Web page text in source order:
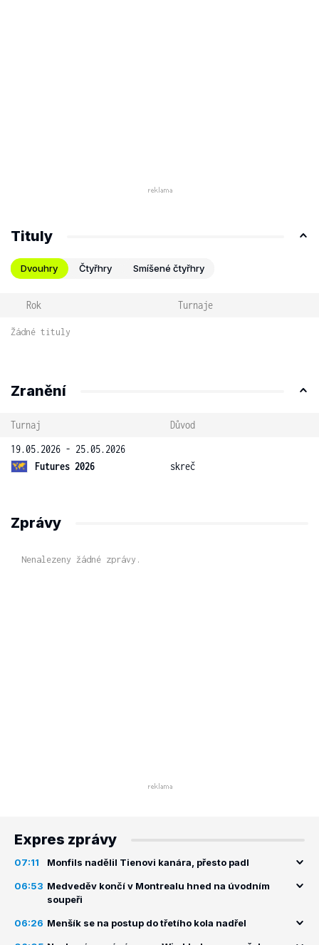
Tituly
Dvouhry Čtyřhry Smíšené čtyřhry
Rok Turnaje
Žádné tituly
Zranění
Turnaj
Důvod
19.05.2026 - 25.05.2026
Futures 2026
skreč
Zprávy
Nenalezeny žádné zprávy.
Expres zprávy
07:11 Monfils nadělil Tienovi kanára, přesto padl
06:53 Medveděv končí v Montrealu hned na úvodním
soupeři
06:26 Menšík se na postup do třetího kola nadřel